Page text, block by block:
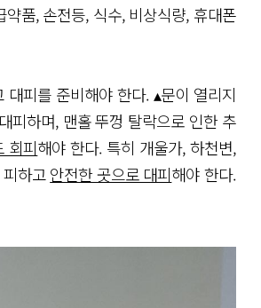
품, 손전등, 식수, 비상식량, 휴대폰
피를 준비해야 한다. ▴문이 열리지
피하며, 맨홀 뚜껑 탈락으로 인한 추
회피해야 한다. 특히 개울가, 하천변,
하고안전한 곳으로 대피해야 한다.